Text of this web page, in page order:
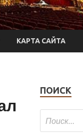
КАРТА САЙТА
ПОИСК